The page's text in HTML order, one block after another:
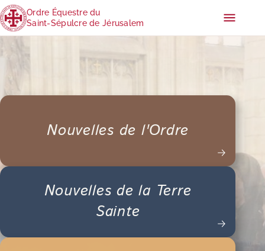
Ordre Équestre du
Saint-Sépulcre de Jérusalem
Nouvelles de l'Ordre
Nouvelles de la Terre
Sainte